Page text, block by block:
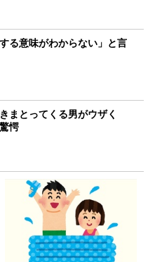
る意味がわからない」と言
まとってくる男がウザく
愕